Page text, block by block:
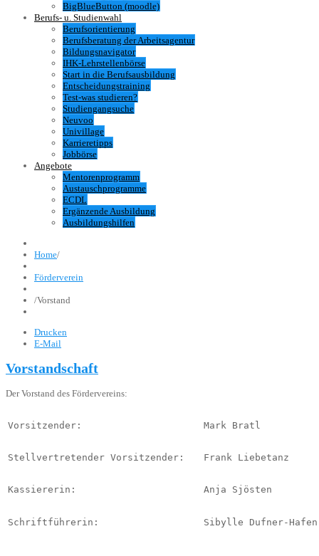
BigBlueButton (moodle)
Berufs- u. Studienwahl
Berufsorientierung
Berufsberatung der Arbeitsagentur
Bildungsnavigator
IHK-Lehrstellenbörse
Start in die Berufsausbildung
Entscheidungstraining
Test-was studieren?
Studiengangsuche
Neuvoo
Univillage
Karrieretipps
Jobbörse
Angebote
Mentorenprogramm
Austauschprogramme
ECDL
Ergänzende Ausbildung
Ausbildungshilfen
Home/
Förderverein
/Vorstand
Drucken
E-Mail
Vorstandschaft
Der Vorstand des Fördervereins:
Vorsitzender: Mark Bratl
Stellvertretender Vorsitzender: Frank Liebetanz
Kassiererin: Anja Sjösten
Schriftführerin: Sibylle Dufner-Hafen